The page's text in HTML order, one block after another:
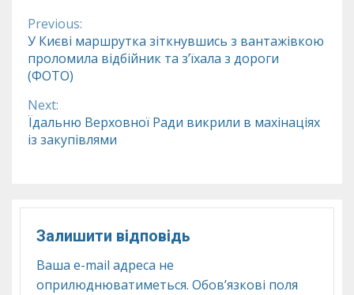
Continue
Reading
Previous:
У Києві маршрутка зіткнувшись з вантажівкою
проломила відбійник та з’їхала з дороги
(ФОТО)
Next:
Їдальню Верховної Ради викрили в махінаціях
із закупівлями
Залишити відповідь
Ваша e-mail адреса не
оприлюднюватиметься. Обов’язкові поля